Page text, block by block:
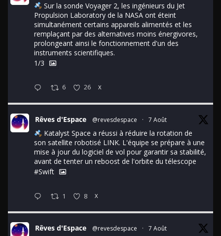
Sur la sonde Voyager 2, les ingénieurs du Jet
Propulsion Laboratory de la NASA ont éteint
simultanément certains appareils alimentés et les
remplaçant par des alternatives moins énergivores,
prolongeant ainsi le fonctionnement d'un des
instruments scientifiques.
1/3
6 26 X
Rêves d'Espace @revesdespace · 7 Août
Katalyst Space a réussi à réduire la rotation de
son satellite robotisé LINK. L'équipe se prépare à une
mise à jour du logiciel de vol pour garantir sa stabilité,
avant de tenter un reboost de l'orbite du télescope
#Swift
1 8 X
Rêves d'Espace @revesdespace · 7 Août